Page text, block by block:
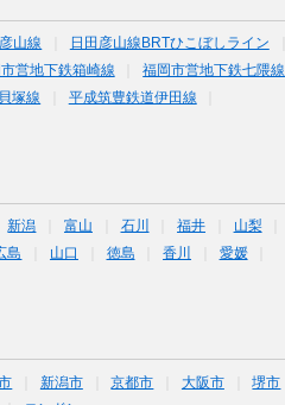
山線
日田彦山線BRTひこぼしライン
営地下鉄箱崎線
福岡市営地下鉄七隈線
塚線
平成筑豊鉄道伊田線
新潟 富山 石川 福井
山梨
島 山口 徳島 香川
愛媛
新潟市 京都市 大阪市
堺市